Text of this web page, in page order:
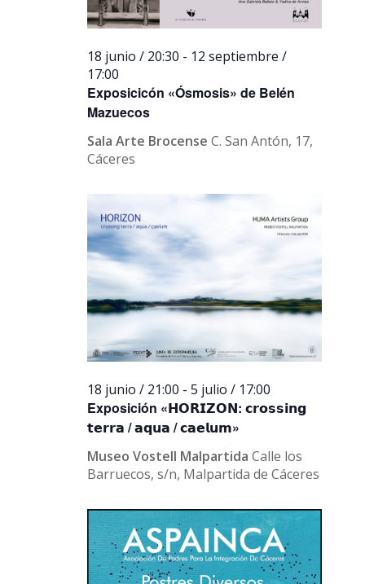
Exposicicón «Ósmosis» de Belén
Mazuecos
18 junio / 20:30 - 12 septiembre /
17:00
Sala Arte BrocenseC. San Antón, 17,
Cáceres
Exposición «𝗛𝗢𝗥𝗜𝗭𝗢𝗡: 𝗰𝗿𝗼𝘀𝘀𝗶𝗻𝗴
𝘁𝗲𝗿𝗿𝗮 / 𝗮𝗾𝘂𝗮 / 𝗰𝗮𝗲𝗹𝘂𝗺»
18 junio / 21:00 -5 julio / 17:00
Museo Vostell MalpartidaCalle los
Barruecos, s/n, Malpartida de Cáceres